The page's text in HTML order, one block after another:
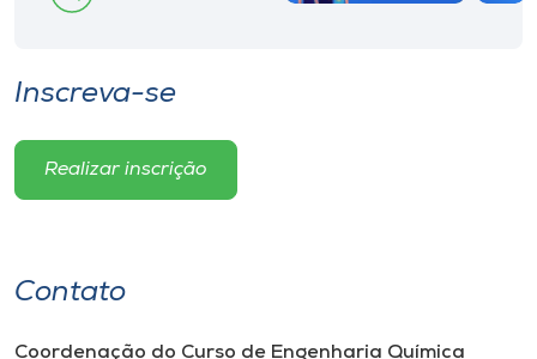
Inscreva-se
Realizar inscrição
Contato
Coordenação do Curso de Engenharia Química